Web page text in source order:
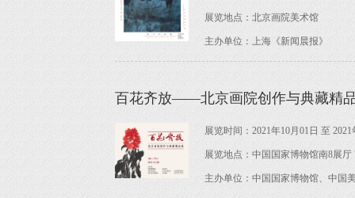
展览地点：北京画院美术馆
主办单位：上海《新闻晨报》
百花齐放——北京画院创作与典藏精
展览时间：2021年10月01日 至 2021
展览地点：中国国家博物馆南8展厅
主办单位：中国国家博物馆、中国